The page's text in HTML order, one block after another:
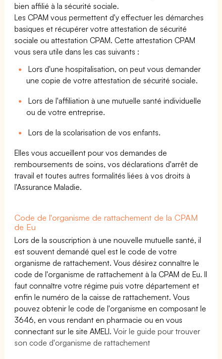
bien affilié à la sécurité sociale.
Les CPAM vous permettent d'y effectuer les démarches
basiques et récupérer votre attestation de sécurité
sociale ou attestation CPAM. Cette attestation CPAM
vous sera utile dans les cas suivants :
Lors d'une hospitalisation, on peut vous demander
une copie de votre attestation de sécurité sociale.
Lors de l'affiliation à une mutuelle santé individuelle
ou de votre entreprise.
Lors de la scolarisation de vos enfants.
Elles vous accueillent pour vos demandes de
remboursements de soins, vos déclarations d'arrêt de
travail et toutes autres formalités liées à vos droits à
l'Assurance Maladie.
Code de l'organisme de rattachement de la CPAM
de Eu
Lors de la souscription à une nouvelle mutuelle santé, il
est souvent demandé quel est le code de votre
organisme de rattachement. Vous désirez connaître le
code de l'organisme de rattachement à la CPAM de Eu. Il
faut connaître votre régime puis votre département et
enfin le numéro de la caisse de rattachement. Vous
pouvez obtenir le code de l'organisme en composant le
3646, en vous rendant en pharmacie ou en vous
connectant sur le site AMELI.Voir le guide pour trouver
son code d'organisme de rattachement